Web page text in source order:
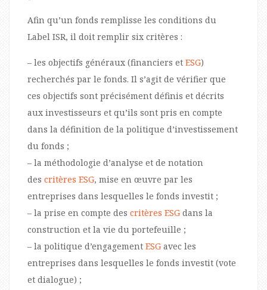
Afin qu’un fonds remplisse les conditions du
Label ISR, il doit remplir six critères :
– les objectifs généraux (financiers et ESG)
recherchés par le fonds. Il s’agit de vérifier que
ces objectifs sont précisément définis et décrits
aux investisseurs et qu’ils sont pris en compte
dans la définition de la politique d’investissement
du fonds ;
– la méthodologie d’analyse et de notation
des critères ESG, mise en œuvre par les
entreprises dans lesquelles le fonds investit ;
– la prise en compte des critères ESG dans la
construction et la vie du portefeuille ;
– la politique d’engagement ESG avec les
entreprises dans lesquelles le fonds investit (vote
et dialogue) ;